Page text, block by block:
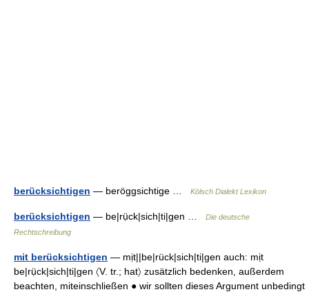
berücksichtigen — beröggsichtige … Kölsch Dialekt Lexikon
berücksichtigen — be|rụ̈ck|sich|ti|gen …
Die deutsche
Rechtschreibung
mit berücksichtigen — mịt||be|rück|sich|ti|gen auch: mịt
be|rụ̈ck|sich|ti|gen 〈V. tr.; hat〉 zusätzlich bedenken, außerdem
beachten, miteinschließen ● wir sollten dieses Argument unbedingt